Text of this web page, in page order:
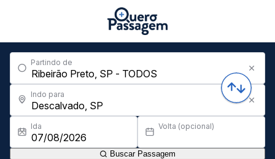
Partindo de
Indo para
Ida Volta (opcional)
Buscar Passagem